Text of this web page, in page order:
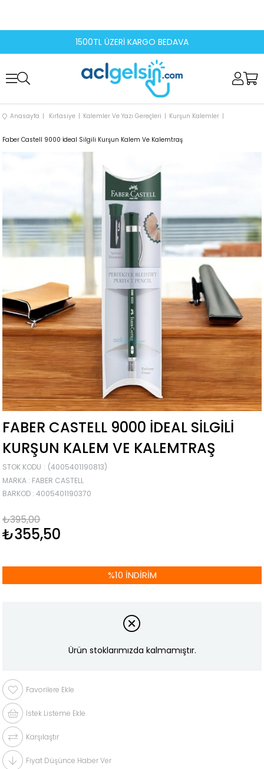
1500TL ÜZERİ KARGO BEDAVA
Anasayfa Kırtasiye Kalemler Ve Yazı Gereçleri Kurşun Kalemler
Faber Castell 9000 İdeal Silgili Kurşun Kalem Ve Kalemtraş
FABER CASTELL 9000 İDEAL SILGILI
KURŞUN KALEM VE KALEMTRAŞ
STOK KODU
(4005401190813)
MARKA : FABER CASTELL
BARKOD : 4005401190370
₺395,00
₺355,50
%10 İNDIRIM
Ürün stoklarımızda kalmamıştır.
Favorilere Ekle
İstek Listeme Ekle
Karşılaştır
Fiyat Düşünce Haber Ver